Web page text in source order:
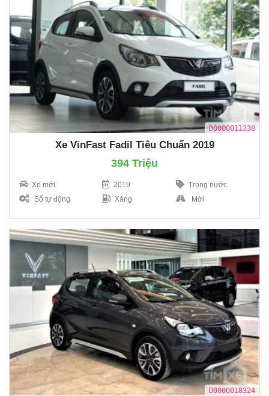
D0000011338
Xe VinFast Fadil Tiêu Chuẩn 2019
394 Triệu
Xe mới 2019
Trong nước
Số tự động
Xăng Mới
D0000018324